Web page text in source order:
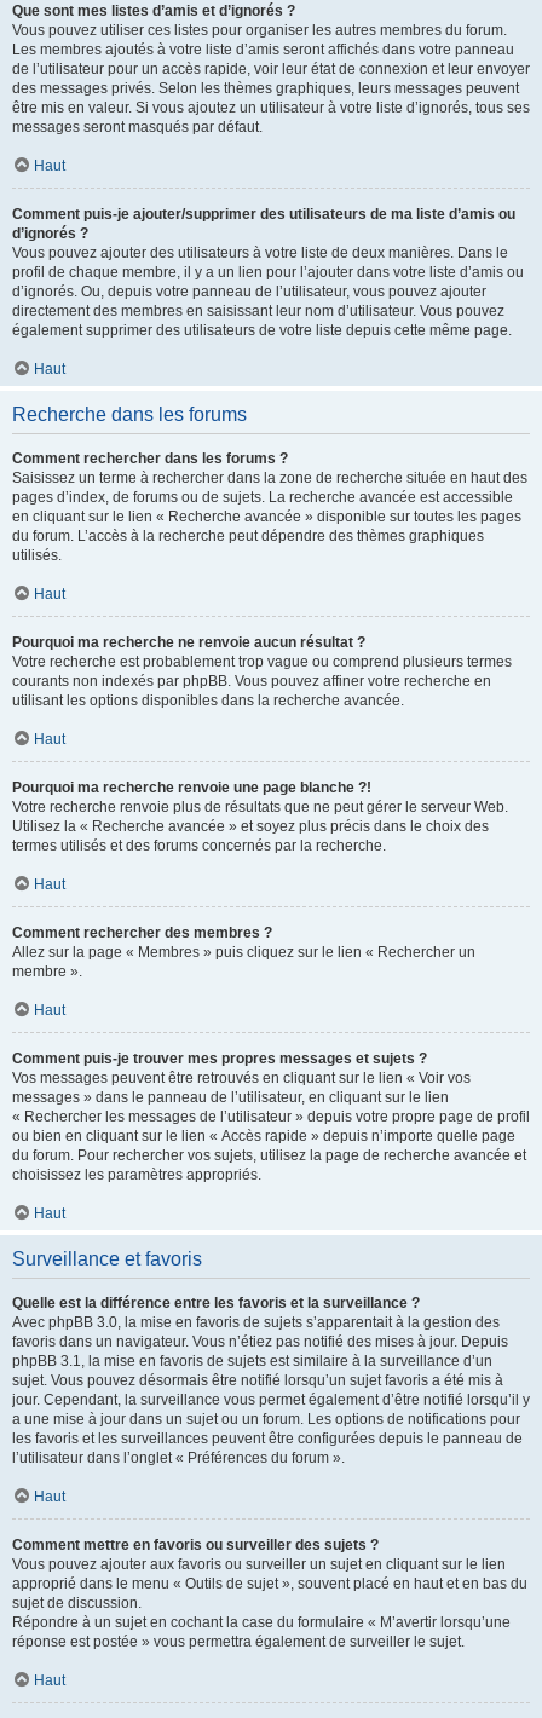
Que sont mes listes d’amis et d’ignorés ?
Vous pouvez utiliser ces listes pour organiser les autres membres du forum.
Les membres ajoutés à votre liste d’amis seront affichés dans votre panneau
de l’utilisateur pour un accès rapide, voir leur état de connexion et leur envoyer
des messages privés. Selon les thèmes graphiques, leurs messages peuvent
être mis en valeur. Si vous ajoutez un utilisateur à votre liste d’ignorés, tous ses
messages seront masqués par défaut.
Haut
Comment puis-je ajouter/supprimer des utilisateurs de ma liste d’amis ou
d’ignorés ?
Vous pouvez ajouter des utilisateurs à votre liste de deux manières. Dans le
profil de chaque membre, il y a un lien pour l’ajouter dans votre liste d’amis ou
d’ignorés. Ou, depuis votre panneau de l’utilisateur, vous pouvez ajouter
directement des membres en saisissant leur nom d’utilisateur. Vous pouvez
également supprimer des utilisateurs de votre liste depuis cette même page.
Haut
Recherche dans les forums
Comment rechercher dans les forums ?
Saisissez un terme à rechercher dans la zone de recherche située en haut des
pages d’index, de forums ou de sujets. La recherche avancée est accessible
en cliquant sur le lien « Recherche avancée » disponible sur toutes les pages
du forum. L’accès à la recherche peut dépendre des thèmes graphiques
utilisés.
Haut
Pourquoi ma recherche ne renvoie aucun résultat ?
Votre recherche est probablement trop vague ou comprend plusieurs termes
courants non indexés par phpBB. Vous pouvez affiner votre recherche en
utilisant les options disponibles dans la recherche avancée.
Haut
Pourquoi ma recherche renvoie une page blanche ?!
Votre recherche renvoie plus de résultats que ne peut gérer le serveur Web.
Utilisez la « Recherche avancée » et soyez plus précis dans le choix des
termes utilisés et des forums concernés par la recherche.
Haut
Comment rechercher des membres ?
Allez sur la page « Membres » puis cliquez sur le lien « Rechercher un
membre ».
Haut
Comment puis-je trouver mes propres messages et sujets ?
Vos messages peuvent être retrouvés en cliquant sur le lien « Voir vos
messages » dans le panneau de l’utilisateur, en cliquant sur le lien
« Rechercher les messages de l’utilisateur » depuis votre propre page de profil
ou bien en cliquant sur le lien « Accès rapide » depuis n’importe quelle page
du forum. Pour rechercher vos sujets, utilisez la page de recherche avancée et
choisissez les paramètres appropriés.
Haut
Surveillance et favoris
Quelle est la différence entre les favoris et la surveillance ?
Avec phpBB 3.0, la mise en favoris de sujets s’apparentait à la gestion des
favoris dans un navigateur. Vous n’étiez pas notifié des mises à jour. Depuis
phpBB 3.1, la mise en favoris de sujets est similaire à la surveillance d’un
sujet. Vous pouvez désormais être notifié lorsqu’un sujet favoris a été mis à
jour. Cependant, la surveillance vous permet également d’être notifié lorsqu’il y
a une mise à jour dans un sujet ou un forum. Les options de notifications pour
les favoris et les surveillances peuvent être configurées depuis le panneau de
l’utilisateur dans l’onglet « Préférences du forum ».
Haut
Comment mettre en favoris ou surveiller des sujets ?
Vous pouvez ajouter aux favoris ou surveiller un sujet en cliquant sur le lien
approprié dans le menu « Outils de sujet », souvent placé en haut et en bas du
sujet de discussion.
Répondre à un sujet en cochant la case du formulaire « M’avertir lorsqu’une
réponse est postée » vous permettra également de surveiller le sujet.
Haut